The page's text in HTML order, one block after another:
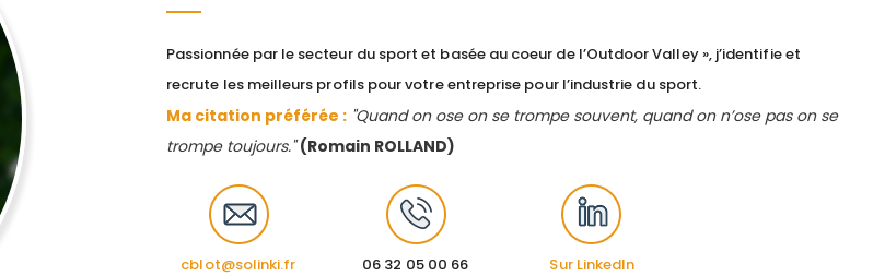
Passionnée par le secteur du sport et basée au coeur de l’Outdoor Valley », j’identifie et
recrute les meilleurs profils pour votre entreprise pour l’industrie du sport.
Ma citation préférée : "Quand on ose on se trompe souvent, quand on n’ose pas on se
trompe toujours." (Romain ROLLAND)
cblot@solinki.fr 06 32 05 00 66 Sur LinkedIn